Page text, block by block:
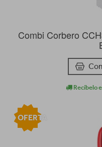
Combi Corbero
Recíbelo
OFERTA